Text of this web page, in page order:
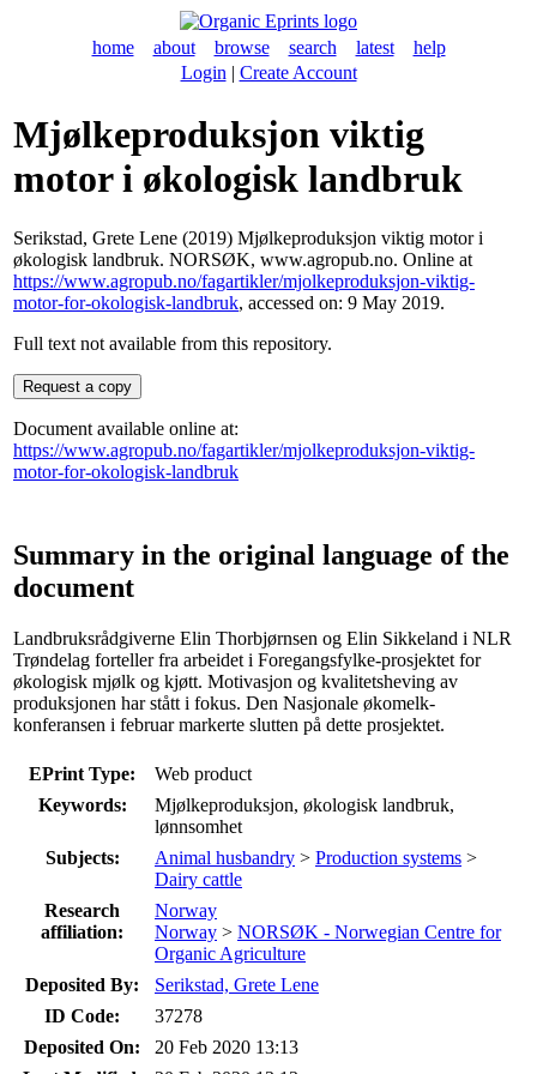
home about browse search latest
help
Login | Create Account
Mjølkeproduksjon viktig
motor i økologisk landbruk
Serikstad, Grete Lene (2019) Mjølkeproduksjon viktig motor i
økologisk landbruk. NORSØK, www.agropub.no. Online at
https://www.agropub.no/fagartikler/mjolkeproduksjon-viktig-
motor-for-okologisk-landbruk, accessed on: 9 May 2019.
Full text not available from this repository.
Document available online at:
https://www.agropub.no/fagartikler/mjolkeproduksjon-viktig-
motor-for-okologisk-landbruk
Summary in the original language of the
document
Landbruksrådgiverne Elin Thorbjørnsen og Elin Sikkeland i NLR
Trøndelag forteller fra arbeidet i Foregangsfylke-prosjektet for
økologisk mjølk og kjøtt. Motivasjon og kvalitetsheving av
produksjonen har stått i fokus. Den Nasjonale økomelk-
konferansen i februar markerte slutten på dette prosjektet.
EPrint Type:
Web product
Keywords:
Mjølkeproduksjon, økologisk landbruk,
lønnsomhet
Subjects:
Animal husbandry > Production systems >
Dairy cattle
Research
affiliation:
Norway
Norway > NORSØK - Norwegian Centre for
Organic Agriculture
Deposited By:
Serikstad, Grete Lene
ID Code:
37278
Deposited On:
20 Feb 2020 13:13